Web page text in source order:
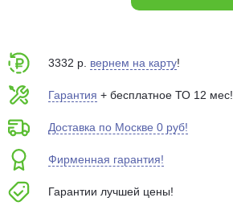
3332 р. вернем на карту!
Гарантия + бесплатное ТО 12 мес!
Доставка по Москве 0 руб!
Фирменная гарантия!
Гарантии лучшей цены!
75% будут
Подробнее